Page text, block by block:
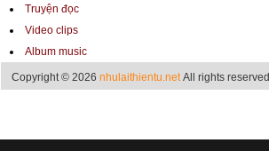
Truyện đọc
Video clips
Album music
Copyright © 2026 nhulaithientu.netAll rights reserved